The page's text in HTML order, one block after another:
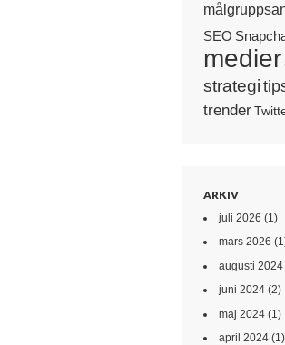
SEO
medier
strategi
trender
ARKIV
juli 2026 (1)
mars 2026
augusti 2024
juni 2024(2)
maj 2024(1)
april 2024(1)